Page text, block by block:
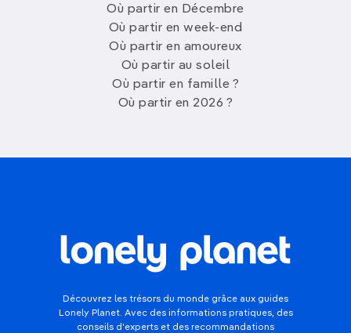
Où partir en Décembre
Où partir en week-end
Où partir en amoureux
Où partir au soleil
Où partir en famille ?
Où partir en 2026 ?
Découvrez les trésors du monde grâce aux guides
Lonely Planet. Avec des informations pratiques, des
conseils d'experts et des recommandations